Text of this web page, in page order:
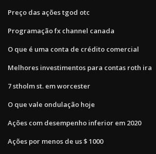
Preço das ações tgod otc
Programação fx channel canada
O que é uma conta de crédito comercial
Melhores investimentos para contas roth ira
7 stholm st. em worcester
O que vale ondulação hoje
Ações com desempenho inferior em 2020
Ações por menos de us $ 1000